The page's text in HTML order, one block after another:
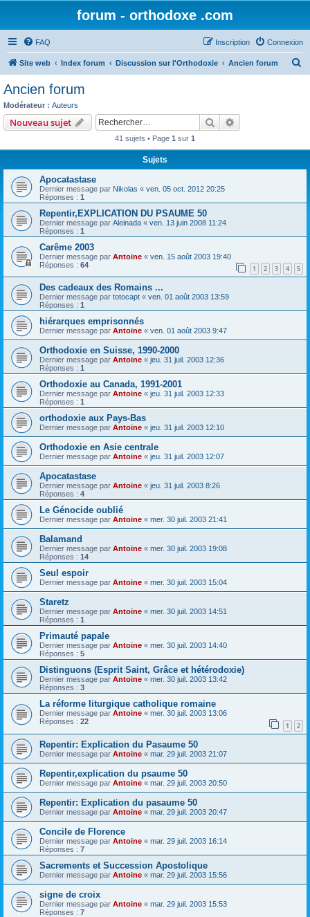
forum - orthodoxe .com
FAQ Connexion
Inscription
Site web Index forum Discussion sur l'Orthodoxie Ancien forum
Ancien forum
Modérateur : Auteurs
Nouveau sujet Rechercher
41 sujets • Page 1 sur 1
Sujets
Apocatastase
Dernier message par Nikolas « ven. 05 oct. 2012 20:25
Réponses : 1
Repentir,EXPLICATION DU PSAUME 50
Dernier message par Aleinada « ven. 13 juin 2008 11:24
Réponses : 1
Carême 2003
Dernier message par Antoine « ven. 15 août 2003 19:40
Réponses : 64 1 2 3 4 5
Des cadeaux des Romains ...
Dernier message par totocapt « ven. 01 août 2003 13:59
Réponses : 1
hiérarques emprisonnés
Dernier message par Antoine « ven. 01 août 2003 9:47
Orthodoxie en Suisse, 1990-2000
Dernier message par Antoine « jeu. 31 juil. 2003 12:36
Réponses : 1
Orthodoxie au Canada, 1991-2001
Dernier message par Antoine « jeu. 31 juil. 2003 12:33
Réponses : 1
orthodoxie aux Pays-Bas
Dernier message par Antoine « jeu. 31 juil. 2003 12:10
Orthodoxie en Asie centrale
Dernier message par Antoine « jeu. 31 juil. 2003 12:07
Apocatastase
Dernier message par Antoine « jeu. 31 juil. 2003 8:26
Réponses : 4
Le Génocide oublié
Dernier message par Antoine « mer. 30 juil. 2003 21:41
Balamand
Dernier message par Antoine « mer. 30 juil. 2003 19:08
Réponses : 14
Seul espoir
Dernier message par Antoine « mer. 30 juil. 2003 15:04
Staretz
Dernier message par Antoine « mer. 30 juil. 2003 14:51
Réponses : 1
Primauté papale
Dernier message par Antoine « mer. 30 juil. 2003 14:40
Réponses : 5
Distinguons (Esprit Saint, Grâce et hétérodoxie)
Dernier message par Antoine « mer. 30 juil. 2003 13:42
Réponses : 3
La réforme liturgique catholique romaine
Dernier message par Antoine « mer. 30 juil. 2003 13:06
Réponses : 22 1 2
Repentir: Explication du Pasaume 50
Dernier message par Antoine « mar. 29 juil. 2003 21:07
Repentir,explication du psaume 50
Dernier message par Antoine « mar. 29 juil. 2003 20:50
Repentir: Explication du pasaume 50
Dernier message par Antoine « mar. 29 juil. 2003 20:47
Concile de Florence
Dernier message par Antoine « mar. 29 juil. 2003 16:14
Réponses : 7
Sacrements et Succession Apostolique
Dernier message par Antoine « mar. 29 juil. 2003 15:56
signe de croix
Dernier message par Antoine « mar. 29 juil. 2003 15:53
Réponses : 7